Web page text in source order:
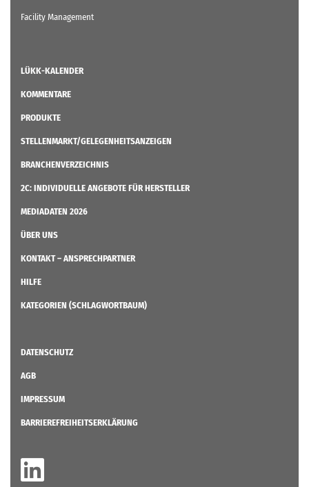
Facility Management
LÜKK-KALENDER
KOMMENTARE
PRODUKTE
STELLENMARKT/GELEGENHEITSANZEIGEN
BRANCHENVERZEICHNIS
2C: INDIVIDUELLE ANGEBOTE FÜR HERSTELLER
MEDIADATEN 2026
ÜBER UNS
KONTAKT – ANSPRECHPARTNER
HILFE
KATEGORIEN (SCHLAGWORTBAUM)
DATENSCHUTZ
AGB
IMPRESSUM
BARRIEREFREIHEITSERKLÄRUNG